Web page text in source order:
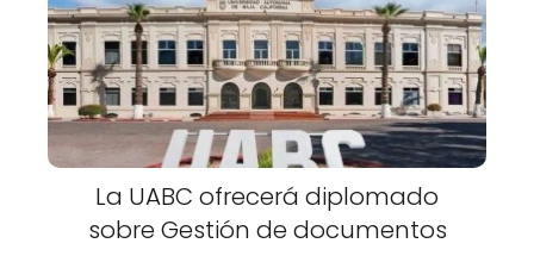
La UABC ofrecerá diplomado
sobre Gestión de documentos